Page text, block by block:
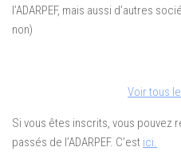
l’ADARPEF, mais aussi d’autres
non)
Voir tous
Si vous êtes inscrits, vous pouvez
passés de l’ADARPEF. C’est ici.